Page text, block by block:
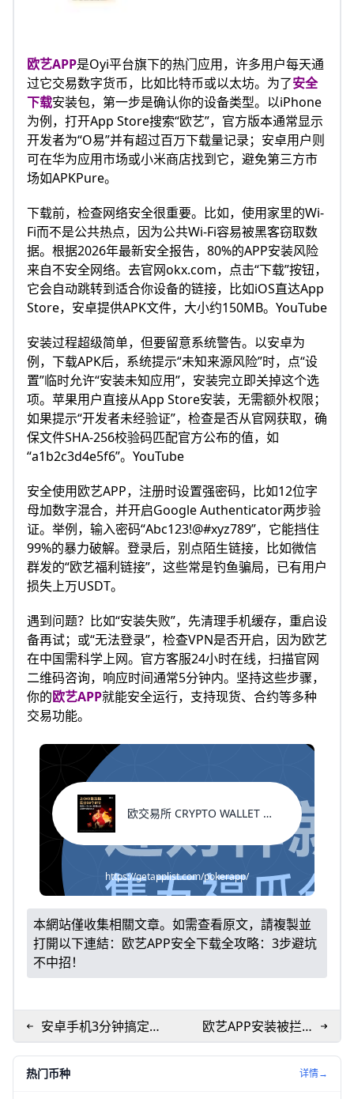
欧艺APP是Oyi平台旗下的热门应用，许多用户每天通
过它交易数字货币，比如比特币或以太坊。为了安全
下载安装包，第一步是确认你的设备类型。以iPhone
为例，打开App Store搜索“欧艺”，官方版本通常显示
开发者为“O易”并有超过百万下载量记录；安卓用户则
可在华为应用市场或小米商店找到它，避免第三方市
场如APKPure。
下载前，检查网络安全很重要。比如，使用家里的Wi-
Fi而不是公共热点，因为公共Wi-Fi容易被黑客窃取数
据。根据2026年最新安全报告，80%的APP安装风险
来自不安全网络。去官网okx.com，点击“下载”按钮，
它会自动跳转到适合你设备的链接，比如iOS直达App
Store，安卓提供APK文件，大小约150MB。YouTube​​
安装过程超级简单，但要留意系统警告。以安卓为
例，下载APK后，系统提示“未知来源风险”时，点“设
置”临时允许“安装未知应用”，安装完立即关掉这个选
项。苹果用户直接从App Store安装，无需额外权限；
如果提示“开发者未经验证”，检查是否从官网获取，确
保文件SHA-256校验码匹配官方公布的值，如
“a1b2c3d4e5f6”。YouTube​​
安全使用欧艺APP，注册时设置强密码，比如12位字
母加数字混合，并开启Google Authenticator两步验
证。举例，输入密码“Abc123!@#xyz789”，它能挡住
99%的暴力破解。登录后，别点陌生链接，比如微信
群发的“欧艺福利链接”，这些常是钓鱼骗局，已有用户
损失上万USDT。
遇到问题？比如“安装失败”，先清理手机缓存，重启设
备再试；或“无法登录”，检查VPN是否开启，因为欧艺
在中国需科学上网。官方客服24小时在线，扫描官网
二维码咨询，响应时间通常5分钟内。坚持这些步骤，
你的欧艺APP就能安全运行，支持现货、合约等多种
交易功能。
欧交易所 CRYPTO WALLET 返佣代码
https://getapplist.com/pokerapp/
本網站僅收集相關文章。如需查看原文，請複製並
打開以下連結： 欧艺APP安全下载全攻略：3步避坑
不中招！
安卓手机3分钟搞定欧
艺APP安装全攻略
欧艺APP安装被拦
截？3步轻松搞定！
热门币种 详情→